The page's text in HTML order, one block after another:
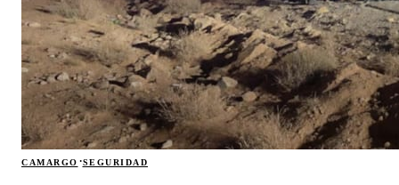
CAMARGO ·SEGURIDAD